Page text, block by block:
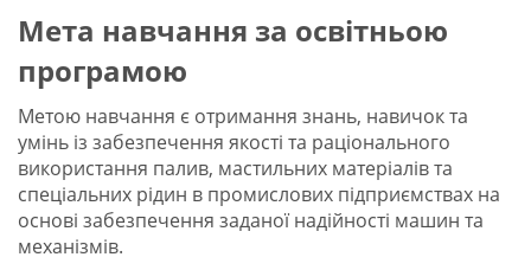
Мета навчання за освітньою
програмою
Метою навчання є отримання знань, навичок та
умінь із забезпечення якості та раціонального
використання палив, мастильних матеріалів та
спеціальних рідин в промислових підприємствах на
основі забезпечення заданої надійності машин та
механізмів.